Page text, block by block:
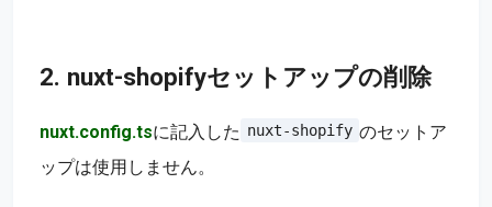
2. nuxt-shopifyセットアップの削除
nuxt.config.tsに記入した nuxt-shopify のセットア
ップは使用しません。